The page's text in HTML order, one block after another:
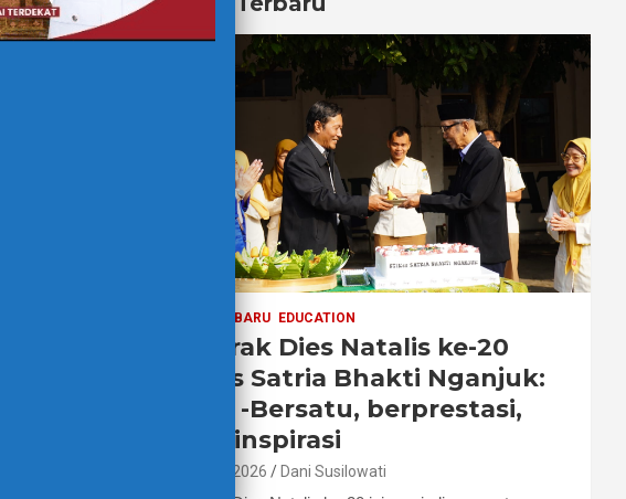
BERITA TERBARU EDUCATION
Semarak Dies Natalis ke-20
STIKes Satria Bhakti Nganjuk:
Sehat -Bersatu, berprestasi,
menginspirasi
2 Agustus 2026 Dani Susilowati